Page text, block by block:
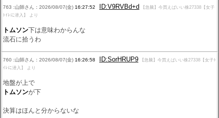
763 :山師さん：2026/08/07(金) 16:27:52 ID:V9RVBd+d
【急騰】今買えばいい株27338【女子
ﾄｲﾚに潜入】 より
トムソン下は意味わからんな
流石に拾うわ
760 :山師さん：2026/08/07(金) 16:26:58 ID:SorHRUP9
【急騰】今買えばいい株27338【女子ﾄ
ｲﾚに潜入】 より
地盤が上で
トムソンが下
決算はほんと分からないな